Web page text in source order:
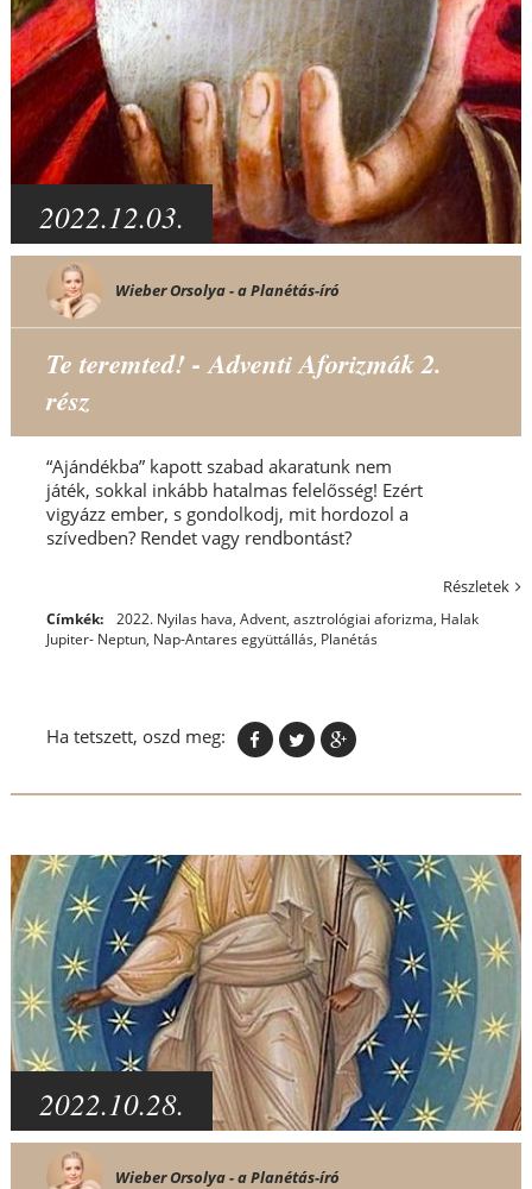
2022.12.03.
Wieber Orsolya - a Planétás-író
Te teremted! - Adventi Aforizmák 2.
rész
“Ajándékba” kapott szabad akaratunk nem
játék, sokkal inkább hatalmas felelősség! Ezért
vigyázz ember, s gondolkodj, mit hordozol a
szívedben? Rendet vagy rendbontást?
Részletek
Címkék: 2022. Nyilas hava, Advent, asztrológiai aforizma, Halak
Jupiter- Neptun, Nap-Antares együttállás, Planétás
Ha tetszett, oszd meg:
2022.10.28.
Wieber Orsolya - a Planétás-író